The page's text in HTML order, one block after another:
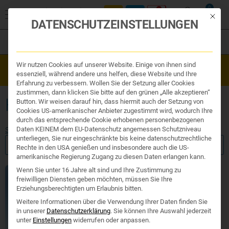
0
Organe & Organ Uhr
Traditionelle Medizin
Nahrungsergänzung
Kosmetik und Hygiene
Ihr Apotheker
Westend Online-Shop: Sicher, schnell und 24/7 für Sie da!
Gratisversand ab €50
HYDRATISIEREND
Start/ Produkte verschlagwortet mit „hydratisierend“
FILTER ANZEIGEN
Mit
DATENSCHUTZEINSTELLUNGEN
Wir nutzen Cookies auf unserer Website. Einige von ihnen sind
essenziell, während andere uns helfen, diese Website und Ihre
Erfahrung zu verbessern. Wollen Sie der Setzung aller Cookies
zustimmen, dann klicken Sie bitte auf den grünen „Alle akzeptieren“
Button. Wir weisen darauf hin, dass hiermit auch der Setzung von
Cookies US-amerikanischer Anbieter zugestimmt wird, wodurch Ihre
durch das entsprechende Cookie erhobenen personenbezogenen
Daten KEINEM dem EU-Datenschutz angemessen Schutzniveau
unterliegen, Sie nur eingeschränkte bis keine datenschutzrechtliche
Rechte in den USA genießen und insbesondere auch die US-
amerikanische Regierung Zugang zu diesen Daten erlangen kann.
Wenn Sie unter 16 Jahre alt sind und Ihre Zustimmung zu
freiwilligen Diensten geben möchten, müssen Sie Ihre
Erziehungsberechtigten um Erlaubnis bitten.
Weitere Informationen über die Verwendung Ihrer Daten finden Sie
in unserer Datenschutzerklärung. Sie können Ihre Auswahl jederzeit
unter Einstellungen widerrufen oder anpassen.